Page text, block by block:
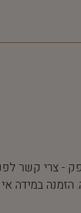
- צרי קשר
במידה